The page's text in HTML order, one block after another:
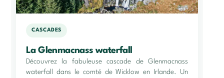
CASCADES
La Glenmacnass waterfall
Découvrez la fabuleuse cascade de Glenmacnass
waterfall dans le comté de Wicklow en Irlande. Un